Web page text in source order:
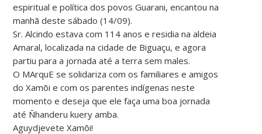
espiritual e política dos povos Guarani, encantou na
manhã deste sábado (14/09).
Sr. Alcindo estava com 114 anos e residia na aldeia
Amaral, localizada na cidade de Biguaçu, e agora
partiu para a jornada até a terra sem males.
O MArquE se solidariza com os familiares e amigos
do Xamõi e com os parentes indígenas neste
momento e deseja que ele faça uma boa jornada
até Ñhanderu kuery amba.
Aguydjevete Xamõi!